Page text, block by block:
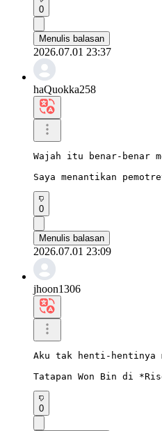
0
Menulis balasan
2026.07.01 23:37
haQuokka258
Wajah itu benar-benar
Saya menantikan
0
Menulis balasan
2026.07.01 23:09
jhoon1306
Aku tak henti-hentinya
Tatapan Won Bin di
0